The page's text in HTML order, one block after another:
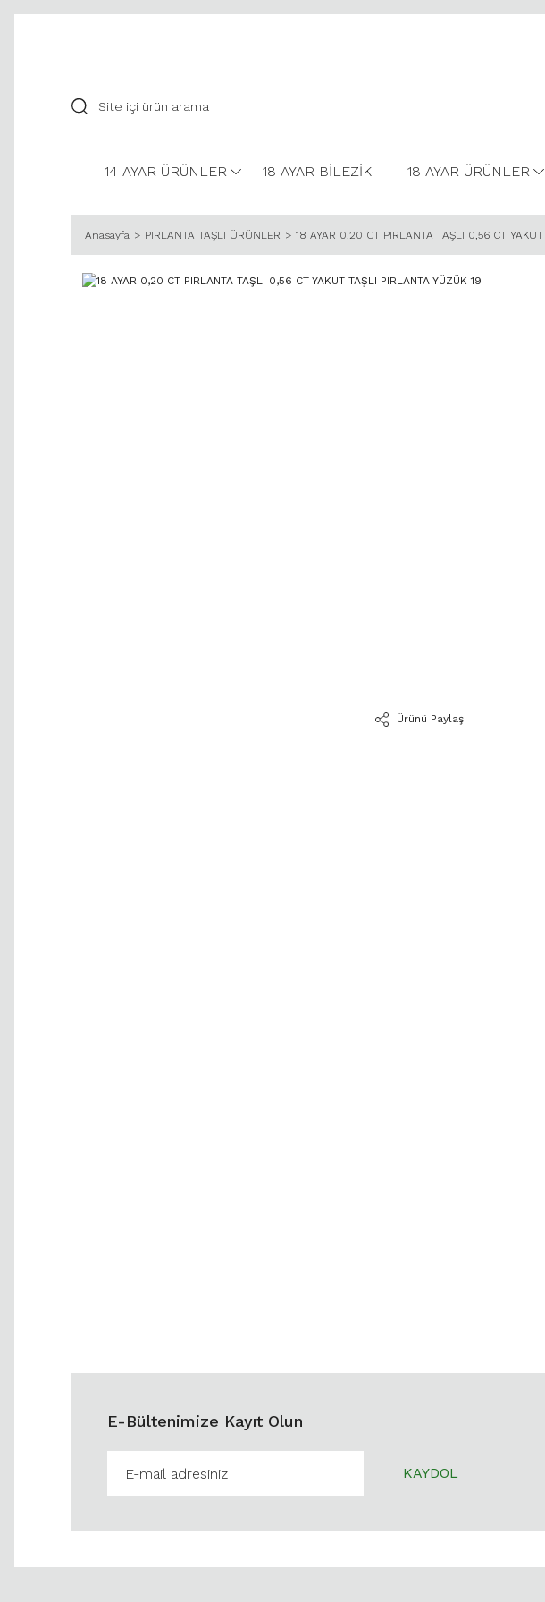
14 AYAR ÜRÜNLER 18 AYAR BİLEZİK 18 AYAR ÜRÜNLER
Anasayfa PIRLANTA TAŞLI ÜRÜNLER 18 AYAR 0,20 CT PIRLANTA TAŞLI 0,56 CT
Ürünü Paylaş
E-Bültenimize Kayıt Olun
KAYDOL